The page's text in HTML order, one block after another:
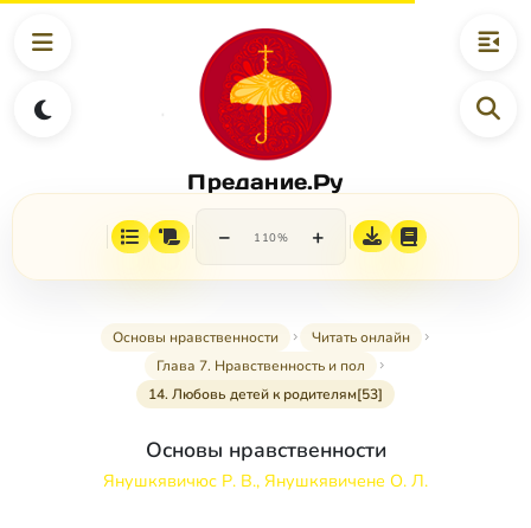
Предание.Ру
− 110% +
Основы нравственности
Читать онлайн
Глава 7. Нравственность и пол
14. Любовь детей к родителям[53]
Основы нравственности
Янушкявичюс Р. В., Янушкявичене О. Л.